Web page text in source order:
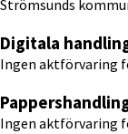
Strömsunds
Digitala
Ingen aktförvaring
Ingen aktförvaring